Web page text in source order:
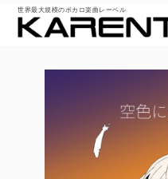
世界最大規模のボカロ楽曲レーベル